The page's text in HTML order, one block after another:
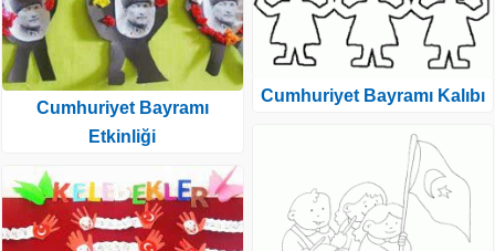
Cumhuriyet Bayramı
Etkinliği
Cumhuriyet Bayramı Kalıbı